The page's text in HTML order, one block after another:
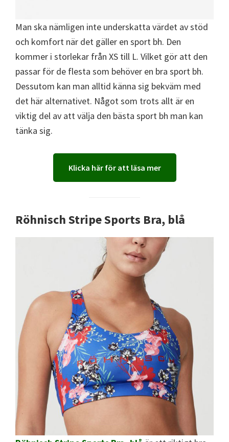
Man ska nämligen inte underskatta värdet av stöd
och komfort när det gäller en sport bh. Den
kommer i storlekar från XS till L. Vilket gör att den
passar för de flesta som behöver en bra sport bh.
Dessutom kan man alltid känna sig bekväm med
det här alternativet. Något som trots allt är en
viktig del av att välja den bästa sport bh man kan
tänka sig.
Klicka här för att läsa mer
Röhnisch Stripe Sports Bra, blå